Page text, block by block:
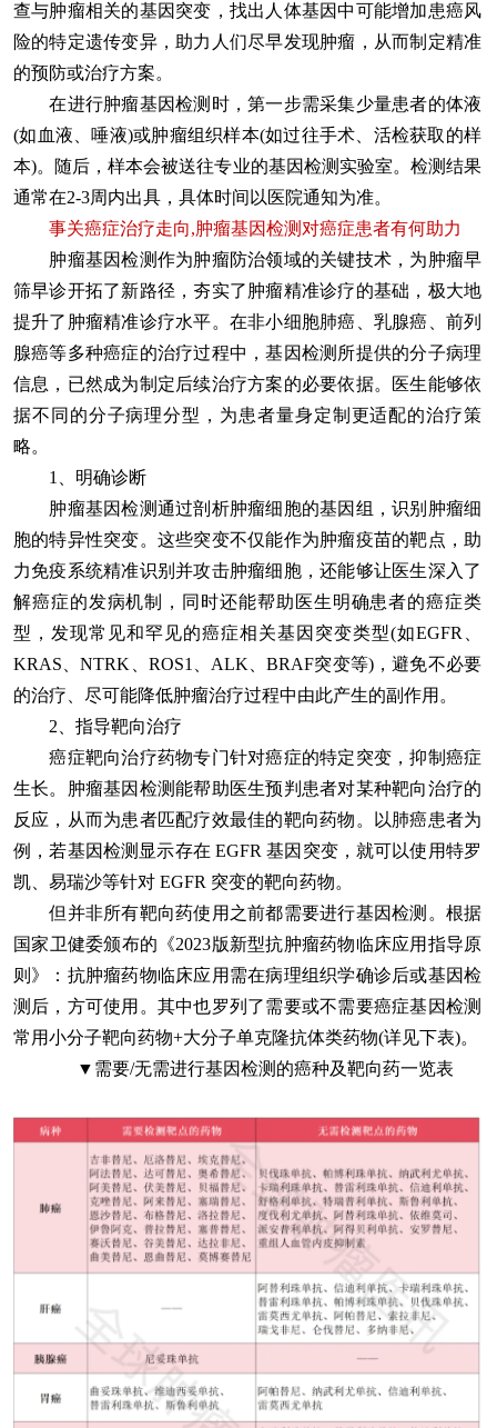
查与肿瘤相关的基因突变，找出人体基因中可能增加患癌风
险的特定遗传变异，助力人们尽早发现肿瘤，从而制定精准
的预防或治疗方案。
在进行肿瘤基因检测时，第一步需采集少量患者的体液
(如血液、唾液)或肿瘤组织样本(如过往手术、活检获取的样
本)。随后，样本会被送往专业的基因检测实验室。检测结果
通常在2-3周内出具，具体时间以医院通知为准。
事关癌症治疗走向,肿瘤基因检测对癌症患者有何助力
肿瘤基因检测作为肿瘤防治领域的关键技术，为肿瘤早
筛早诊开拓了新路径，夯实了肿瘤精准诊疗的基础，极大地
提升了肿瘤精准诊疗水平。在非小细胞肺癌、乳腺癌、前列
腺癌等多种癌症的治疗过程中，基因检测所提供的分子病理
信息，已然成为制定后续治疗方案的必要依据。医生能够依
据不同的分子病理分型，为患者量身定制更适配的治疗策
略。
1、明确诊断
肿瘤基因检测通过剖析肿瘤细胞的基因组，识别肿瘤细
胞的特异性突变。这些突变不仅能作为肿瘤疫苗的靶点，助
力免疫系统精准识别并攻击肿瘤细胞，还能够让医生深入了
解癌症的发病机制，同时还能帮助医生明确患者的癌症类
型，发现常见和罕见的癌症相关基因突变类型(如EGFR、
KRAS、NTRK、ROS1、ALK、BRAF突变等)，避免不必要
的治疗、尽可能降低肿瘤治疗过程中由此产生的副作用。
2、指导靶向治疗
癌症靶向治疗药物专门针对癌症的特定突变，抑制癌症
生长。肿瘤基因检测能帮助医生预判患者对某种靶向治疗的
反应，从而为患者匹配疗效最佳的靶向药物。以肺癌患者为
例，若基因检测显示存在 EGFR 基因突变，就可以使用特罗
凯、易瑞沙等针对 EGFR 突变的靶向药物。
但并非所有靶向药使用之前都需要进行基因检测。根据
国家卫健委颁布的《2023版新型抗肿瘤药物临床应用指导原
则》：抗肿瘤药物临床应用需在病理组织学确诊后或基因检
测后，方可使用。其中也罗列了需要或不需要癌症基因检测
常用小分子靶向药物+大分子单克隆抗体类药物(详见下表)。
▼需要/无需进行基因检测的癌种及靶向药一览表